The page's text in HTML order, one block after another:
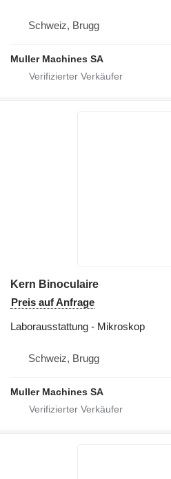
Schweiz, Brugg
Muller Machines SA
Kern Binoculaire
Preis auf Anfrage
Laborausstattung - Mikroskop
Schweiz, Brugg
Muller Machines SA